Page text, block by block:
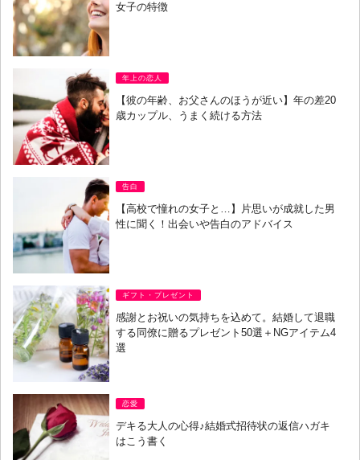
女子の特徴
年上の恋人
【彼の年齢、お父さんのほうが近い】年の差20
歳カップル、うまく続ける方法
告白
【高校で憧れの女子と…】片思いが成就した男
性に聞く！出会いや告白のアドバイス
ギフト・プレゼント
感謝とお祝いの気持ちを込めて。結婚して退職
する同僚に贈るプレゼント50選＋NGアイテム4
選
恋愛
デキる大人の心得♪結婚式招待状の返信ハガキ
はこう書く